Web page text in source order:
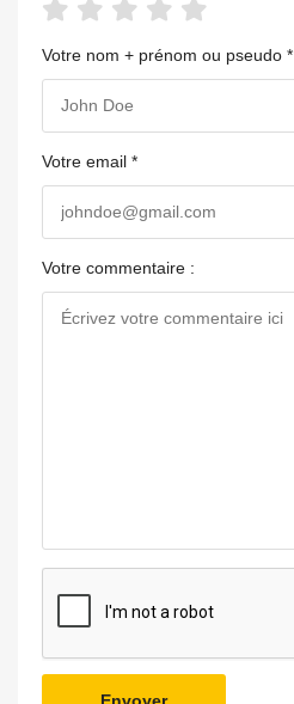
Votre nom + prénom ou pseudo *
Votre email *
Votre commentaire :